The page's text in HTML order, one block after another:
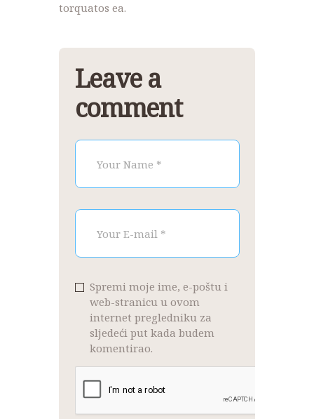
torquatos ea.
Leave a
comment
Spremi moje ime, e-poštu i
web-stranicu u ovom
internet pregledniku za
sljedeći put kada budem
komentirao.